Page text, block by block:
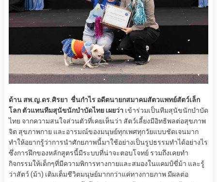
ด้าน สพ.ญ.ดร.ศิรยา ชื่นกำไร อดีตนายกสมาคมสัตวแพทย์สัตว์เล็ก
โลก ตัวแทนทีมสุนัขนักบำบัดไทย เผยว่า เข้าร่วมเป็นทีมสุนัขนักบำบัด
ไทย จากความสนใจส่วนตัวที่เคยเห็นว่า สัตว์เลี้ยงมีอิทธิพลต่อสุขภาพ
จิต สุขภาพกาย และอารมณ์ของมนุษย์ทุกเพศทุกวัยแบบชัดเจนมาก
ทำให้อยากรู้ว่าการนำศักยภาพนี้มาใช้อย่างเป็นรูปธรรมทำได้อย่างไร
ซึ่งการฝึกของหลักสูตรนี้มีระบบที่น่าจะตอบโจทย์ รวมถึงเคยทำ
กิจกรรมให้เด็กๆที่มีความพิการทางกายและสมองในแคมป์ขี่ม้า และรู้
ว่าสัตว์ (ม้า) เติมเต็มชีวิตมนุษย์มากกว่าแค่ทางกายภาพ มีผลต่อ